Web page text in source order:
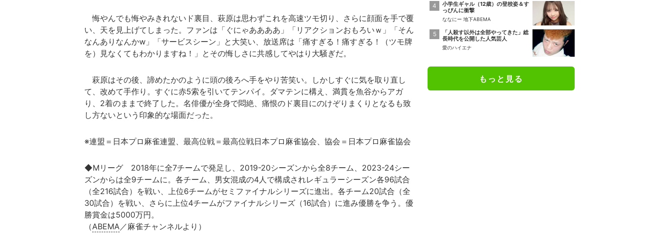
悔やんでも悔やみきれないド裏目、萩原は思わずこれを高速ツモ切り、さらに顔面を手で覆
い、天を見上げてしまった。ファンは「ぐにゃああああ」「リアクションおもろいｗ」「そん
なんありなんかw」「サービスシーン」と大笑い、放送席は「痛すぎる！痛すぎる！（ツモ牌
を）見なくてもわかりますね！」とその悔しさに共感してやはり大騒ぎだ。
萩原はその後、諦めたかのように頭の後ろへ手をやり苦笑い。しかしすぐに気を取り直し
て、改めて手作り。すぐに赤5索を引いてテンパイ。ダマテンに構え、満貫を魚谷からアガ
り、2着のままで終了した。名俳優が全身で悶絶、痛恨のド裏目にのけぞりまくりとなるも致
し方ないという印象的な場面だった。
※連盟＝日本プロ麻雀連盟、最高位戦＝最高位戦日本プロ麻雀協会、協会＝日本プロ麻雀協会
◆Mリーグ 2018年に全7チームで発足し、2019-20シーズンから全8チーム、2023-24シー
ズンからは全9チームに。各チーム、男女混成の4人で構成されレギュラーシーズン各96試合
（全216試合）を戦い、上位6チームがセミファイナルシリーズに進出。各チーム20試合（全
30試合）を戦い、さらに上位4チームがファイナルシリーズ（16試合）に進み優勝を争う。優
勝賞金は5000万円。
（ABEMA／麻雀チャンネルより）
小学生ギャル（12歳）の登校姿＆す
っぴんに衝撃
ななにー 地下ABEMA
「人殺す以外は全部やってきた」総
長時代を公開した人気芸人
愛のハイエナ
もっと見る